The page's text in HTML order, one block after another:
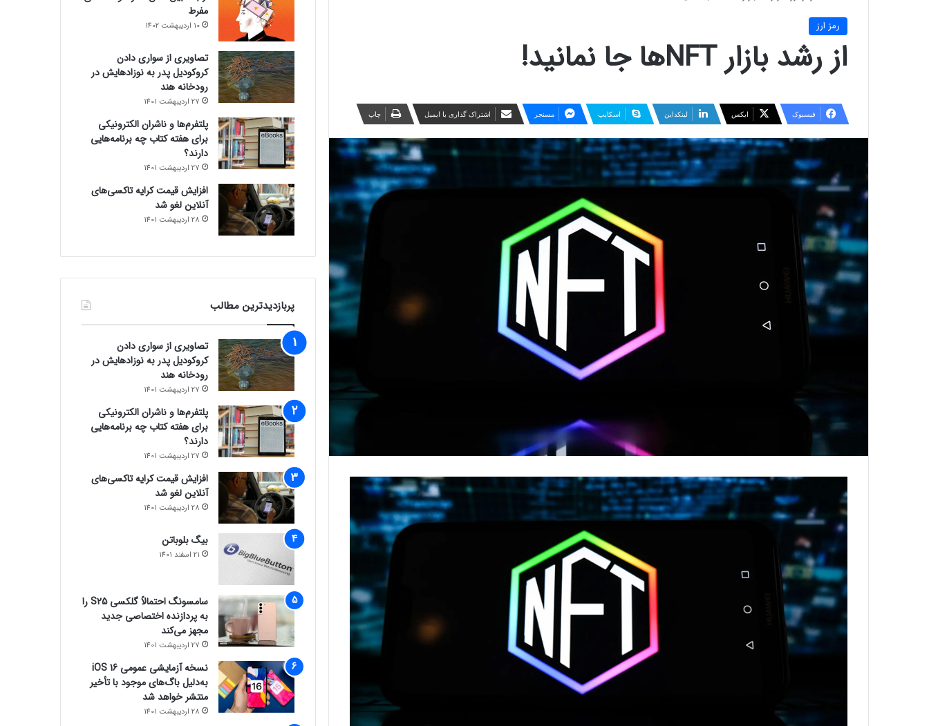
رمز ارز
از رشد بازار NFTها جا نمانید!
فیسبوک ایکس لینکداین اسکایپ مسنجر اشتراک گذاری با ایمیل چاپ
مفرط
10 اردیبهشت 1402
تصاویری از سواری دادن
کروکودیل پدر به نوزادهایش در
رودخانه هند
27 اردیبهشت 1401
پلتفرم‌ها و ناشران الکترونیکی
برای هفته کتاب چه برنامه‌هایی
دارند؟
27 اردیبهشت 1401
افزایش قیمت کرایه تاکسی‌های
آنلاین لغو شد
28 اردیبهشت 1401
پربازدیدترین مطالب
تصاویری از سواری دادن
کروکودیل پدر به نوزادهایش در
رودخانه هند
27 اردیبهشت 1401
پلتفرم‌ها و ناشران الکترونیکی
برای هفته کتاب چه برنامه‌هایی
دارند؟
27 اردیبهشت 1401
افزایش قیمت کرایه تاکسی‌های
آنلاین لغو شد
28 اردیبهشت 1401
بیگ بلوباتن
21 اسفند 1401
سامسونگ احتمالاً گلکسی S25 را
به پردازنده اختصاصی جدید
مجهز می‌کند
27 اردیبهشت 1401
نسخه آزمایشی عمومی iOS 16
به‌دلیل باگ‌های موجود با تأخیر
منتشر خواهد شد
28 اردیبهشت 1401